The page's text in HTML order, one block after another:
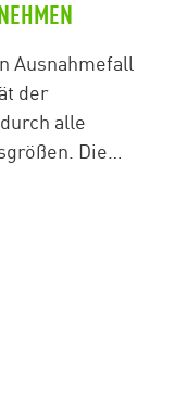
Ausnahmefall
der
alle
Die…